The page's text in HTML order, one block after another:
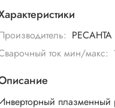
РЕСАНТА
ток мин/макс:
плазменный